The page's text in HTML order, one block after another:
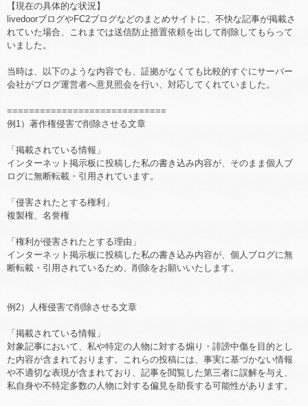
【現在の具体的な状況】
livedoorブログやFC2ブログなどのまとめサイトに、不快な記事が掲載さ
れていた場合、これまでは送信防止措置依頼を出して削除してもらって
いました。
当時は、以下のような内容でも、証拠がなくても比較的すぐにサーバー
会社がブログ運営者へ意見照会を行い、対応してくれていました。
=============================
例1）著作権侵害で削除させる文章
「掲載されている情報」
インターネット掲示板に投稿した私の書き込み内容が、そのまま個人ブ
ログに無断転載・引用されています。
「侵害されたとする権利」
複製権、名誉権
「権利が侵害されたとする理由」
インターネット掲示板に投稿した私の書き込み内容が、個人ブログに無
断転載・引用されているため、削除をお願いいたします。
例2）人権侵害で削除させる文章
「掲載されている情報」
対象記事において、私や特定の人物に対する煽り・誹謗中傷を目的とし
た内容が含まれております。これらの投稿には、事実に基づかない情報
や不適切な表現が含まれており、記事を閲覧した第三者に誤解を与え、
私自身や不特定多数の人物に対する偏見を助長する可能性があります。